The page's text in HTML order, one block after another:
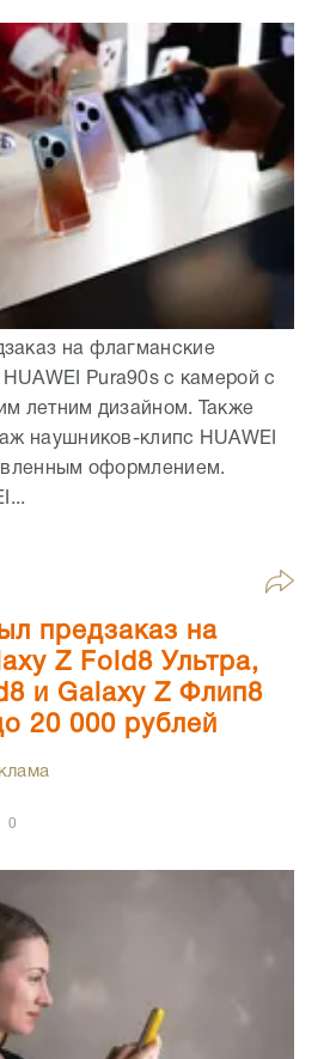
на флагманские
Pura90s с камерой с
летним дизайном. Также
наушников-клипс HUAWEI
оформлением.
предзаказ на
Z Fold8 Ультра,
и Galaxy Z Флип8
20 000 рублей
0